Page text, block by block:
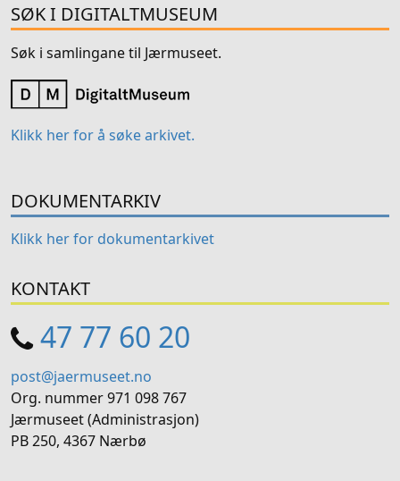
SØK I DIGITALTMUSEUM
Søk i samlingane til Jærmuseet.
Klikk her for å søke arkivet.
DOKUMENTARKIV
Klikk her for dokumentarkivet
KONTAKT
47 77 60 20
post@jaermuseet.no
Org. nummer 971 098 767
Jærmuseet (Administrasjon)
PB 250, 4367 Nærbø